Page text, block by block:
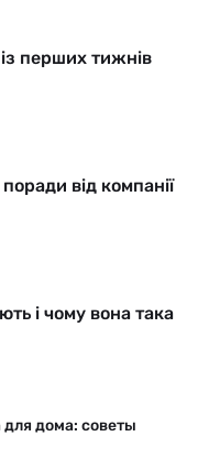
перших тижнів
від компанії
і чому вона така
для дома: советы